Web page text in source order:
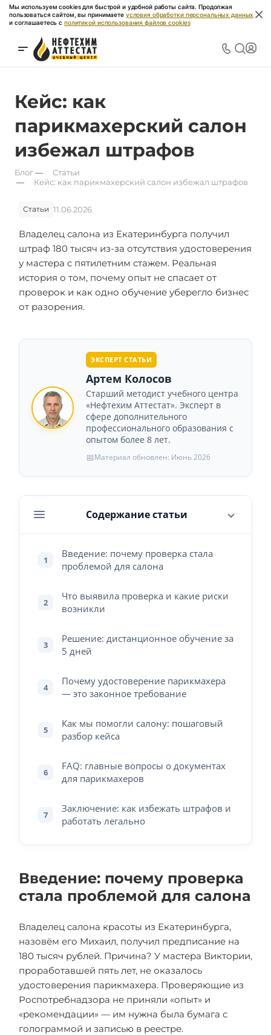
Мы используем cookies для быстрой и удобной работы сайта. Продолжая
пользоваться сайтом, вы принимаете условия обработки персональных данных
и соглашаетесь с политикой использования файлов cookies
Кейс: как
парикмахерский салон
избежал штрафов
Блог—
Статьи
—
Кейс: как парикмахерский салон избежал штрафов
Статьи 11.06.2026
Владелец салона из Екатеринбурга получил
штраф 180 тысяч из-за отсутствия удостоверения
у мастера с пятилетним стажем. Реальная
история о том, почему опыт не спасает от
проверок и как одно обучение уберегло бизнес
от разорения.
ЭКСПЕРТ СТАТЬИ
Артем Колосов
Старший методист учебного центра
«Нефтехим Аттестат». Эксперт в
сфере дополнительного
профессионального образования с
опытом более 8 лет.
📅Материал обновлен: Июнь 2026
Содержание статьи
1
Введение: почему проверка стала
проблемой для салона
2
Что выявила проверка и какие риски
возникли
3
Решение: дистанционное обучение за
5 дней
4
Почему удостоверение парикмахера
— это законное требование
5
Как мы помогли салону: пошаговый
разбор кейса
6
FAQ: главные вопросы о документах
для парикмахеров
7
Заключение: как избежать штрафов и
работать легально
Введение: почему проверка
стала проблемой для салона
Владелец салона красоты из Екатеринбурга,
назовём его Михаил, получил предписание на
180 тысяч рублей. Причина? У мастера Виктории,
проработавшей пять лет, не оказалось
удостоверения парикмахера. Проверяющие из
Роспотребнадзора не приняли «опыт» и
«рекомендации» — им нужна была бумага с
голограммой и записью в реестре.